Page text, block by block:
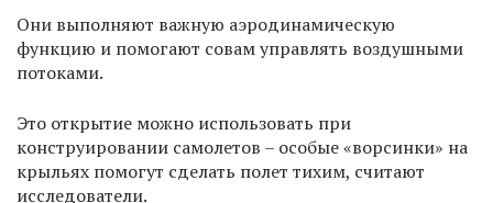
Они выполняют важную аэродинамическую
функцию и помогают совам управлять воздушными
потоками.
Это открытие можно использовать при
конструировании самолетов – особые «ворсинки» на
крыльях помогут сделать полет тихим, считают
исследователи.